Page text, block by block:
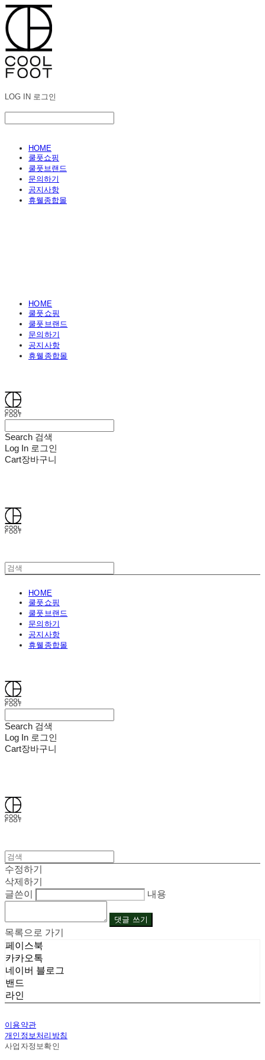
LOG IN 로그인
HOME
쿨풋쇼핑
쿨풋브랜드
문의하기
공지사항
휴웰종합몰
HOME
쿨풋쇼핑
쿨풋브랜드
문의하기
공지사항
휴웰종합몰
Search 검색
Log In 로그인
Cart장바구니
HOME
쿨풋쇼핑
쿨풋브랜드
문의하기
공지사항
휴웰종합몰
Search 검색
Log In 로그인
Cart장바구니
수정하기
삭제하기
글쓴이
내용
댓글 쓰기
목록으로 가기
페이스북
카카오톡
네이버 블로그
밴드
라인
이용약관
개인정보처리방침
사업자정보확인